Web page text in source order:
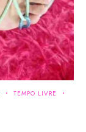
TEMPO LIVRE